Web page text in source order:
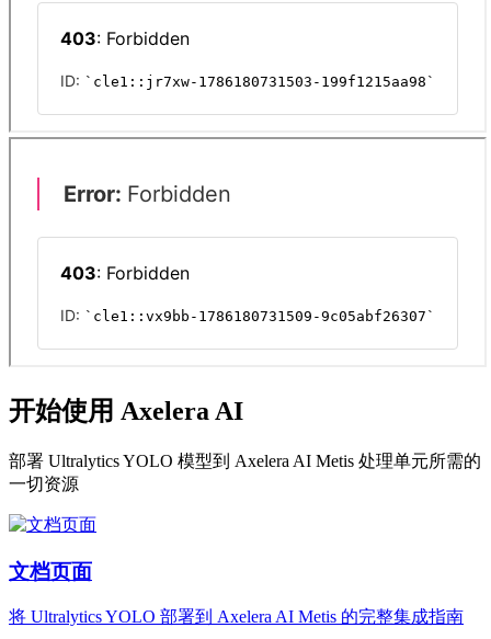
开始使用 Axelera AI
部署 Ultralytics YOLO 模型到 Axelera AI Metis 处理单元所需的
一切资源
文档页面
将 Ultralytics YOLO 部署到 Axelera AI Metis 的完整集成指南